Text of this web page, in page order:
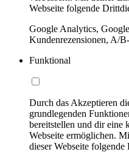
Webseite folgende
Google Analytics,
Kundenrezensionen, A/
Funktional
Durch das Akzeptieren
grundlegenden
bereitstellen und dir eine
Webseite ermöglichen.
dieser Webseite folgende